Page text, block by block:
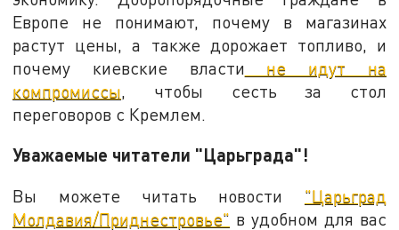
Европе не понимают, почему в магазинах
растут цены, а также дорожает топливо, и
почему киевские власти не идут на
компромиссы , чтобы сесть за стол
переговоров с Кремлем.
Уважаемые читатели "Царьграда"!
Вы можете читать новости "Царьград
Молдавия/Приднестровье" в удобном для вас